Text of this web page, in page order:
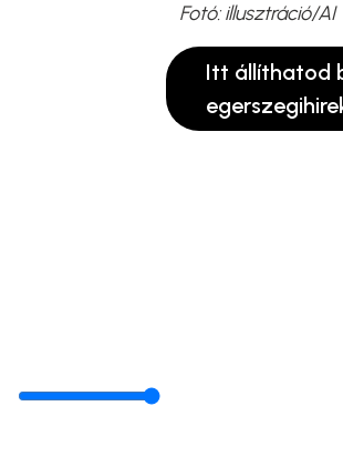
Fotó: illusztráció/AI
Itt állíthatod